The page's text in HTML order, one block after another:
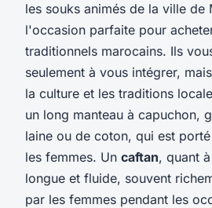
les souks animés de la ville de
l'occasion parfaite pour
traditionnels marocains. Ils
seulement à vous intégrer,
la culture et les traditions
un long manteau à capuchon,
laine ou de coton, qui est
les femmes. Un caftan, quant
longue et fluide, souvent
par les femmes pendant les